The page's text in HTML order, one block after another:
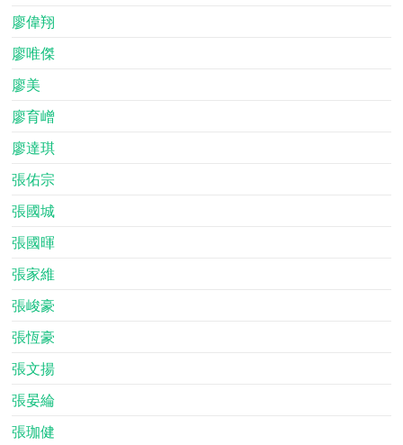
廖偉翔
廖唯傑
廖美
廖育嶒
廖達琪
張佑宗
張國城
張國暉
張家維
張峻豪
張恆豪
張文揚
張晏綸
張珈健